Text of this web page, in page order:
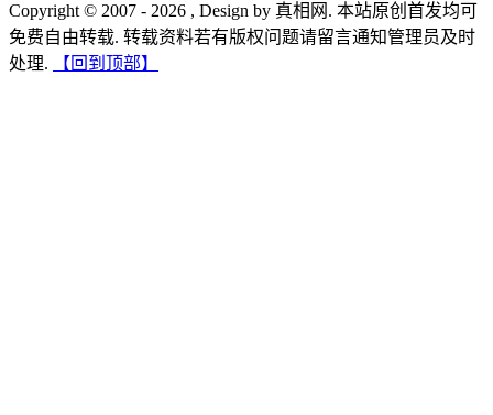
Copyright © 2007 - 2026 , Design by 真相网. 本站原创首发均可
免费自由转载. 转载资料若有版权问题请留言通知管理员及时
处理.
【回到顶部】